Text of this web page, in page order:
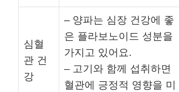
심혈
관 건
강
– 양파는 심장 건강에 좋
은 플라보노이드 성분을
가지고 있어요.
– 고기와 함께 섭취하면
혈관에 긍정적 영향을 미